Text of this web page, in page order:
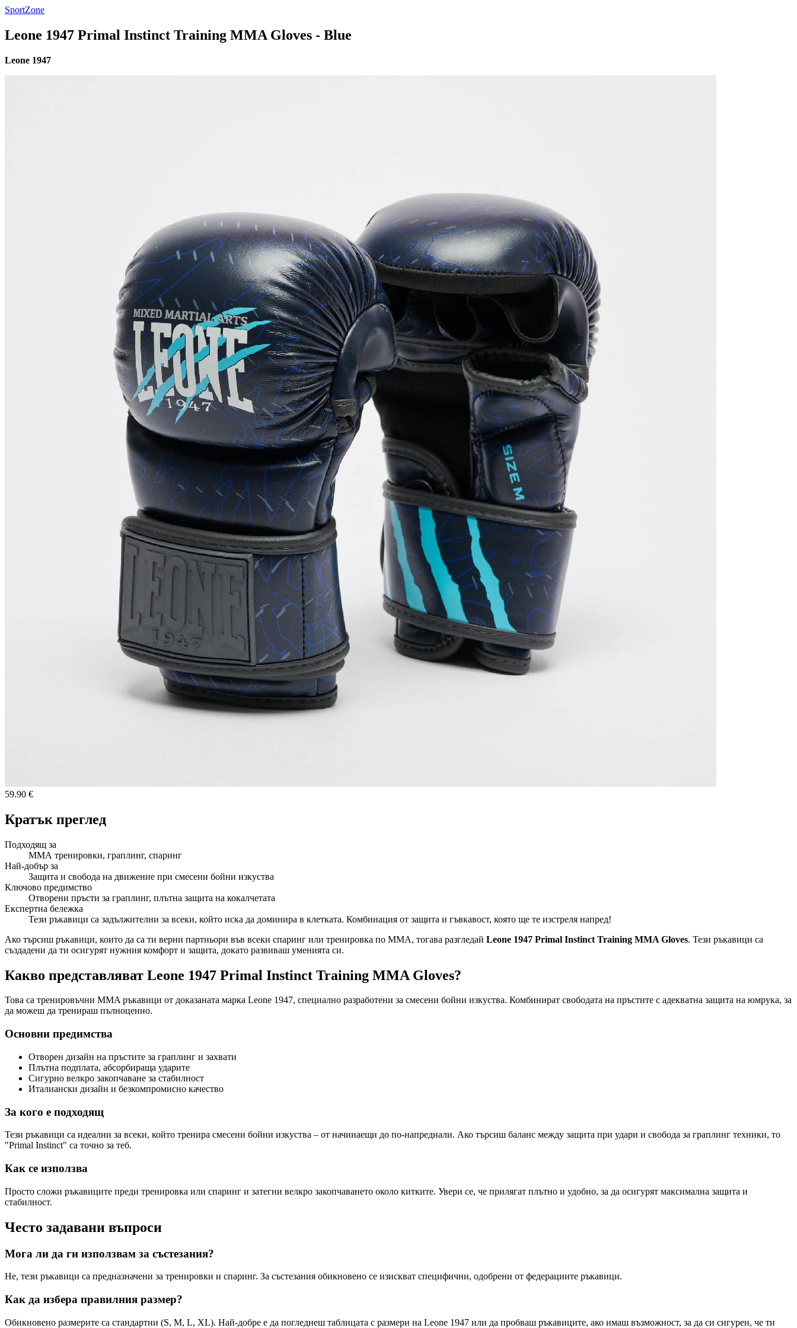
SportZone
Leone 1947 Primal Instinct Training MMA Gloves - Blue
Leone 1947
59.90 €
Кратък преглед
Подходящ за
ММА тренировки, граплинг, спаринг
Най-добър за
Защита и свобода на движение при смесени бойни изкуства
Ключово предимство
Отворени пръсти за граплинг, плътна защита на кокалчетата
Експертна бележка
Тези ръкавици са задължителни за всеки, който иска да доминира в клетката. Комбинация от защита и гъвкавост, която ще те изстреля напред!
Ако търсиш ръкавици, които да са ти верни партньори във всеки спаринг или тренировка по MMA, тогава разгледай Leone 1947 Primal Instinct Training MMA Gloves. Тези ръкавици са
създадени да ти осигурят нужния комфорт и защита, докато развиваш уменията си.
Какво представляват Leone 1947 Primal Instinct Training MMA Gloves?
Това са тренировъчни MMA ръкавици от доказаната марка Leone 1947, специално разработени за смесени бойни изкуства. Комбинират свободата на пръстите с адекватна защита на юмрука, за
да можеш да тренираш пълноценно.
Основни предимства
Отворен дизайн на пръстите за граплинг и захвати
Плътна подплата, абсорбираща ударите
Сигурно велкро закопчаване за стабилност
Италиански дизайн и безкомпромисно качество
За кого е подходящ
Тези ръкавици са идеални за всеки, който тренира смесени бойни изкуства – от начинаещи до по-напреднали. Ако търсиш баланс между защита при удари и свобода за граплинг техники, то
"Primal Instinct" са точно за теб.
Как се използва
Просто сложи ръкавиците преди тренировка или спаринг и затегни велкро закопчаването около китките. Увери се, че прилягат плътно и удобно, за да осигурят максимална защита и
стабилност.
Често задавани въпроси
Мога ли да ги използвам за състезания?
Не, тези ръкавици са предназначени за тренировки и спаринг. За състезания обикновено се изискват специфични, одобрени от федерациите ръкавици.
Как да избера правилния размер?
Обикновено размерите са стандартни (S, M, L, XL). Най-добре е да погледнеш таблицата с размери на Leone 1947 или да пробваш ръкавиците, ако имаш възможност, за да си сигурен, че ти